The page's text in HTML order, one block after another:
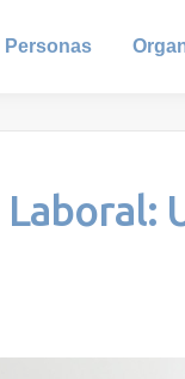
Personas